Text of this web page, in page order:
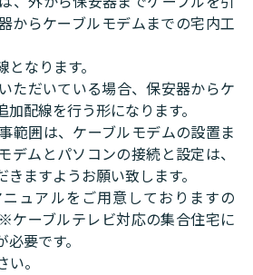
からケーブルモデムまでの宅内工
なります。
ただいている場合、保安器からケ
配線を行う形になります。
範囲は、ケーブルモデムの設置ま
デムとパソコンの接続と設定は、
ますようお願い致します。
ュアルをご用意しておりますの
ケーブルテレビ対応の集合住宅に
要です。
。